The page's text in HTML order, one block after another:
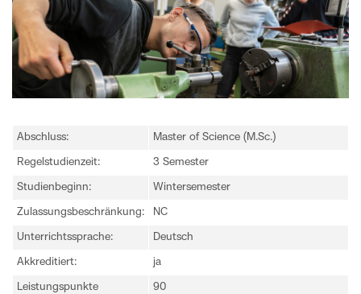
Abschluss: Master of Science (M.Sc.)
Regelstudienzeit: 3 Semester
Studienbeginn: Wintersemester
Zulassungsbeschränkung: NC
Unterrichtssprache: Deutsch
Akkreditiert: ja
Leistungspunkte
90